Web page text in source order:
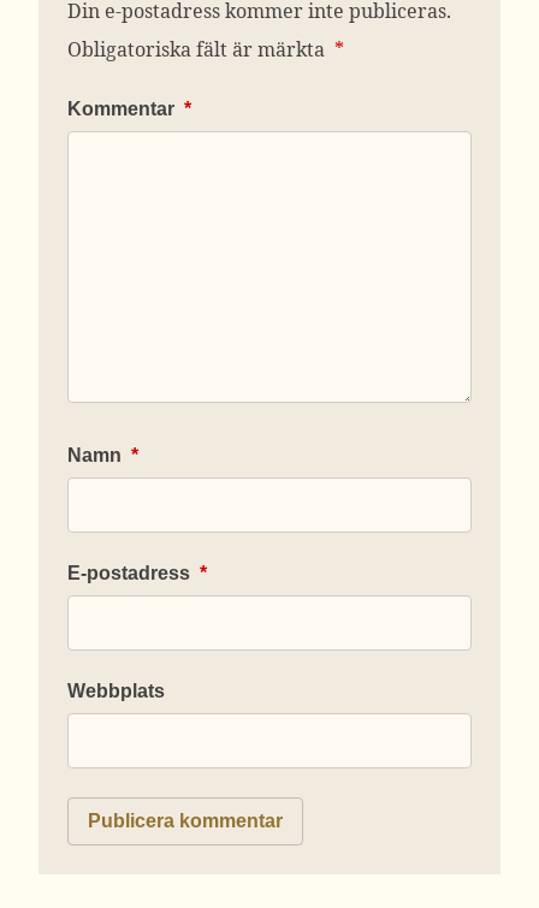
Din e-postadress kommer inte publiceras.
Obligatoriska fält är märkta *
Kommentar *
Namn *
E-postadress *
Webbplats